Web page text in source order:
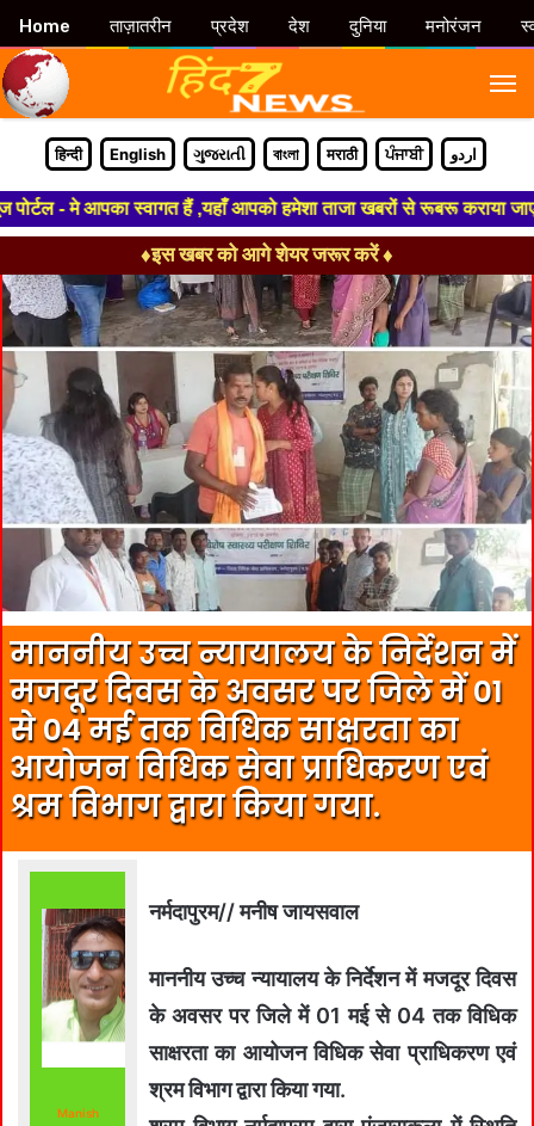
हिन्दी English ગુજરાતી বাংলা मराठी ਪੰਜਾਬੀ اردو
- मे आपका स्वागत हैं ,यहाँ आपको हमेशा ताजा खबरों से रूबरू कराया
♦इस खबर को आगे शेयर जरूर करें ♦
माननीय उच्च न्यायालय के निर्देशन में
मजदूर दिवस के अवसर पर जिले में 01
से 04 मई तक विधिक साक्षरता का
आयोजन विधिक सेवा प्राधिकरण एवं
श्रम विभाग द्वारा किया गया.
Manish
नर्मदापुरम// मनीष जायसवाल
माननीय उच्च न्यायालय के निर्देशन में मजदूर दिवस
के अवसर पर जिले में 01 मई से 04 तक विधिक
साक्षरता का आयोजन विधिक सेवा प्राधिकरण एवं
श्रम विभाग द्वारा किया गया.
Home ताज़ातरीन प्रदेश देश दुनिया मनोरंजन